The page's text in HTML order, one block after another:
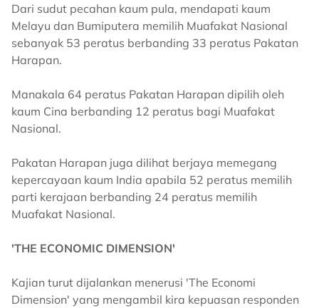
Dari sudut pecahan kaum pula, mendapati kaum
Melayu dan Bumiputera memilih Muafakat Nasional
sebanyak 53 peratus berbanding 33 peratus Pakatan
Harapan.
Manakala 64 peratus Pakatan Harapan dipilih oleh
kaum Cina berbanding 12 peratus bagi Muafakat
Nasional.
Pakatan Harapan juga dilihat berjaya memegang
kepercayaan kaum India apabila 52 peratus memilih
parti kerajaan berbanding 24 peratus memilih
Muafakat Nasional.
'THE ECONOMIC DIMENSION'
Kajian turut dijalankan menerusi 'The Economi
Dimension' yang mengambil kira kepuasan responden